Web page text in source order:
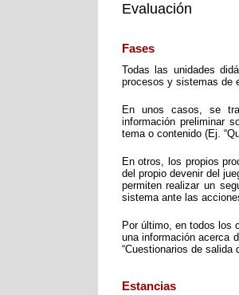
Evaluación
Fases
Todas las unidades
procesos y sistemas de
En unos casos, se
información preliminar
tema o contenido (Ej.
En otros, los propios
del propio devenir del
permiten realizar un
sistema ante las
Por último, en todos los
una información acerca
“Cuestionarios de salida
Estancias